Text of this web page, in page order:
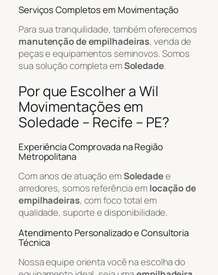
Serviços Completos em Movimentação
Para sua tranquilidade, também oferecemos
manutenção de empilhadeiras, venda de
peças e equipamentos seminovos. Somos
sua solução completa emSoledade.
Por que Escolher a Wil
Movimentações em
Soledade – Recife – PE?
Experiência Comprovada na Região
Metropolitana
Com anos de atuação emSoledadee
arredores, somos referência emlocação de
empilhadeiras, com foco total em
qualidade, suporte e disponibilidade.
Atendimento Personalizado e Consultoria
Técnica
Nossa equipe orienta você na escolha do